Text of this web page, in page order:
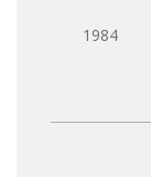
1984